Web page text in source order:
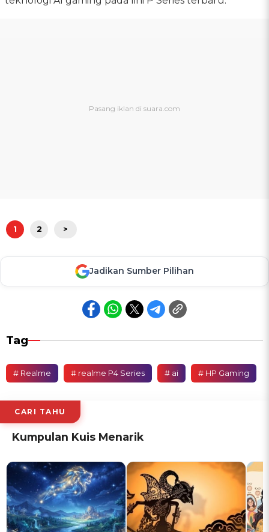
1 2 >
Jadikan Sumber Pilihan
Tag
# Realme # realme P4 Series # ai # HP Gaming
CARI TAHU
Kumpulan Kuis Menarik